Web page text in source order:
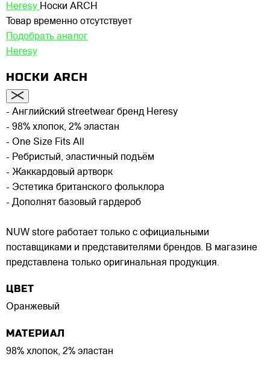
Heresy Носки ARCH
Товар временно отсутствует
Подобрать аналог
Heresy
НОСКИ ARCH
- Английский streetwear бренд Heresy
- 98% хлопок, 2% эластан
- One Size Fits All
- Ребристый, эластичный подъём
- Жаккардовый артворк
- Эстетика британского фольклора
- Дополнят базовый гардероб
NUW store работает только с официальными
поставщиками и представителями брендов. В магазине
представлена только оригинальная продукция.
ЦВЕТ
Оранжевый
МАТЕРИАЛ
98% хлопок, 2% эластан